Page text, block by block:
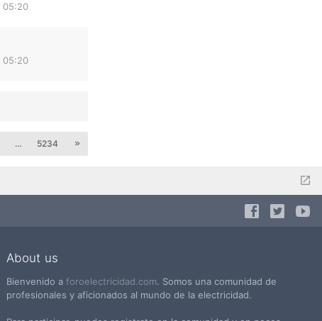
05:20
05:20
… 5234
About us
Bienvenido a foroelectricidad.com. Somos una comunidad de
profesionales y aficionados al mundo de la electricidad.